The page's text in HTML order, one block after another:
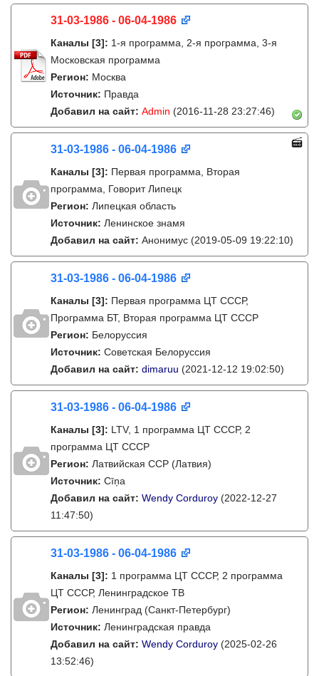
31-03-1986 - 06-04-1986
Каналы [3]: 1-я программа, 2-я программа, 3-я
Московская программа
Регион: Москва
Источник: Правда
Добавил на сайт: Admin (2016-11-28 23:27:46)
31-03-1986 - 06-04-1986
Каналы [3]: Первая программа, Вторая
программа, Говорит Липецк
Регион: Липецкая область
Источник: Ленинское знамя
Добавил на сайт: Анонимус (2019-05-09 19:22:10)
31-03-1986 - 06-04-1986
Каналы [3]: Первая программа ЦТ СССР,
Программа БТ, Вторая программа ЦТ СССР
Регион: Белоруссия
Источник: Советская Белоруссия
Добавил на сайт: dimaruu (2021-12-12 19:02:50)
31-03-1986 - 06-04-1986
Каналы [3]: LTV, 1 программа ЦТ СССР, 2
программа ЦТ СССР
Регион: Латвийская ССР (Латвия)
Источник: Cīņa
Добавил на сайт: Wendy Corduroy (2022-12-27
11:47:50)
31-03-1986 - 06-04-1986
Каналы [3]: 1 программа ЦТ СССР, 2 программа
ЦТ СССР, Ленинградское ТВ
Регион: Ленинград (Санкт-Петербург)
Источник: Ленинградская правда
Добавил на сайт: Wendy Corduroy (2025-02-26
13:52:46)